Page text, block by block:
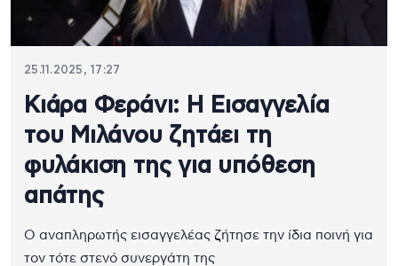
25.11.2025, 17:27
Κιάρα Φεράνι: Η Εισαγγελία
του Μιλάνου ζητάει τη
φυλάκιση της για υπόθεση
απάτης
Ο αναπληρωτής εισαγγελέας ζήτησε την ίδια ποινή για
τον τότε στενό συνεργάτη της